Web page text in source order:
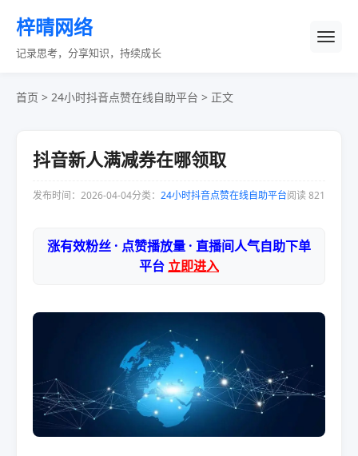
梓晴网络
记录思考，分享知识，持续成长
首页 > 24小时抖音点赞在线自助平台 > 正文
抖音新人满减券在哪领取
发布时间：2026-04-04分类： 24小时抖音点赞在线自助平台阅读 821
涨有效粉丝 · 点赞播放量 · 直播间人气自助下单
平台立即进入